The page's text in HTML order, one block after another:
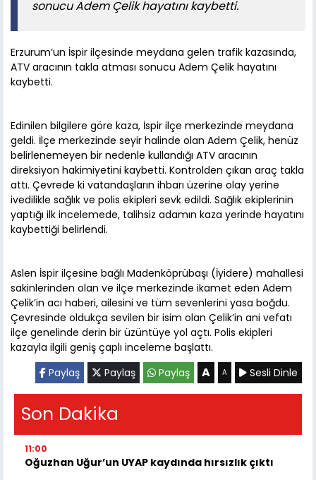
sonucu Adem Çelik hayatını kaybetti.
Erzurum’un İspir ilçesinde meydana gelen trafik kazasında,
ATV aracının takla atması sonucu Adem Çelik hayatını
kaybetti.
Edinilen bilgilere göre kaza, İspir ilçe merkezinde meydana
geldi. İlçe merkezinde seyir halinde olan Adem Çelik, henüz
belirlenemeyen bir nedenle kullandığı ATV aracının
direksiyon hakimiyetini kaybetti. Kontrolden çıkan araç takla
attı. Çevrede ki vatandaşların ihbarı üzerine olay yerine
ivedilikle sağlık ve polis ekipleri sevk edildi. Sağlık ekiplerinin
yaptığı ilk incelemede, talihsiz adamın kaza yerinde hayatını
kaybettiği belirlendi.
Aslen İspir ilçesine bağlı Madenköprübaşı (İyidere) mahallesi
sakinlerinden olan ve ilçe merkezinde ikamet eden Adem
Çelik’in acı haberi, ailesini ve tüm sevenlerini yasa boğdu.
Çevresinde oldukça sevilen bir isim olan Çelik’in ani vefatı
ilçe genelinde derin bir üzüntüye yol açtı. Polis ekipleri
kazayla ilgili geniş çaplı inceleme başlattı.
Paylaş
Paylaş Paylaş A A Sesli Dinle
Son Dakika
11:00
Oğuzhan Uğur’un UYAP kaydında hırsızlık çıktı